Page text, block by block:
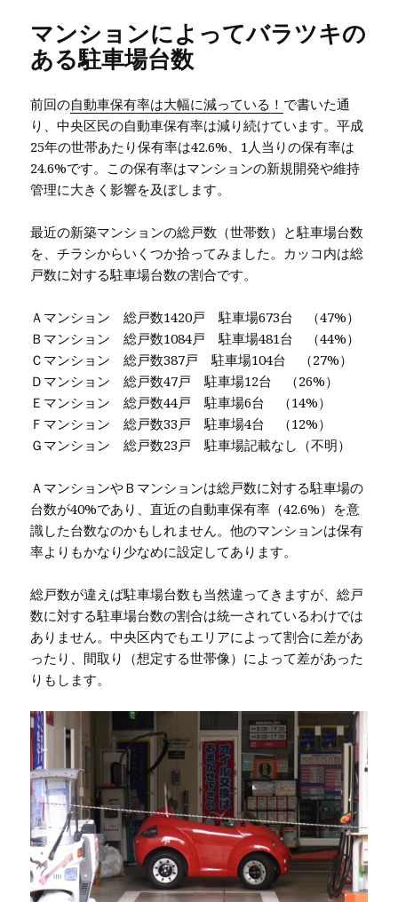
マンションによってバラツキの
ある駐車場台数
前回の自動車保有率は大幅に減っている！ で書いた通
り、中央区民の自動車保有率は減り続けています。平成
25年の世帯あたり保有率は42.6%、1人当りの保有率は
24.6%です。この保有率はマンションの新規開発や維持
管理に大きく影響を及ぼします。
最近の新築マンションの総戸数（世帯数）と駐車場台数
を、チラシからいくつか拾ってみました。カッコ内は総
戸数に対する駐車場台数の割合です。
Ａマンション 総戸数1420戸 駐車場673台 （47%）
Ｂマンション 総戸数1084戸 駐車場481台 （44%）
Ｃマンション 総戸数387戸 駐車場104台 （27%）
Ｄマンション 総戸数47戸 駐車場12台 （26%）
Ｅマンション 総戸数44戸 駐車場6台 （14%）
Ｆマンション 総戸数33戸 駐車場4台 （12%）
Ｇマンション 総戸数23戸 駐車場記載なし（不明）
ＡマンションやＢマンションは総戸数に対する駐車場の
台数が40%であり、直近の自動車保有率（42.6%）を意
識した台数なのかもしれません。他のマンションは保有
率よりもかなり少なめに設定してあります。
総戸数が違えば駐車場台数も当然違ってきますが、総戸
数に対する駐車場台数の割合は統一されているわけでは
ありません。中央区内でもエリアによって割合に差があ
ったり、間取り（想定する世帯像）によって差があった
りもします。